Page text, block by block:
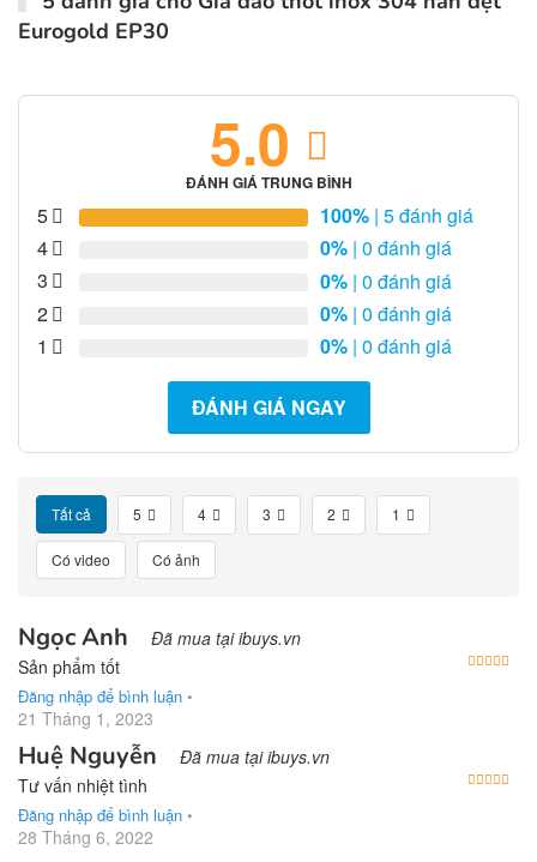
Eurogold EP30
5.0
ĐÁNH GIÁ TRUNG BÌNH
5 100% | 5 đánh giá
4
0% | 0 đánh giá
3
0% | 0 đánh giá
2
0% | 0 đánh giá
1
0% | 0 đánh giá
ĐÁNH GIÁ NGAY
Tất cả 5 4 3 2 1
Có video Có ảnh
Ngọc Anh Đã mua tại ibuys.vn
Sản phẩm tốt
Đăng nhập để bình luận •
21 Tháng 1, 2023
Huệ Nguyễn Đã mua tại ibuys.vn
Tư vấn nhiệt tình
Đăng nhập để bình luận •
28 Tháng 6, 2022